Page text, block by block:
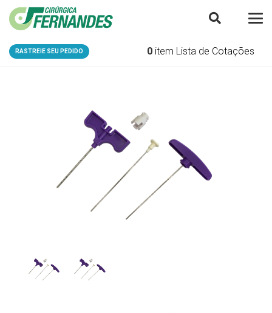
RASTREIE SEU PEDIDO 0 item Lista de Cotações